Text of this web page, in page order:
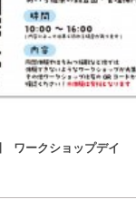
ワークショップデイ